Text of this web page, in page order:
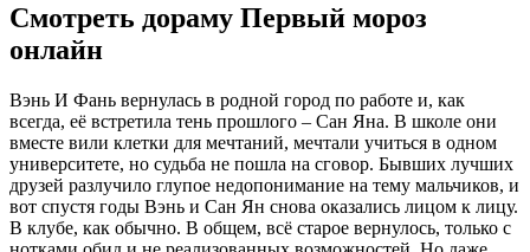
Смотреть дораму Первый мороз
онлайн
Вэнь И Фань вернулась в родной город по работе и, как
всегда, её встретила тень прошлого – Сан Яна. В школе они
вместе вили клетки для мечтаний, мечтали учиться в одном
университете, но судьба не пошла на сговор. Бывших лучших
друзей разлучило глупое недопонимание на тему мальчиков, и
вот спустя годы Вэнь и Сан Ян снова оказались лицом к лицу.
В клубе, как обычно. В общем, всё старое вернулось, только с